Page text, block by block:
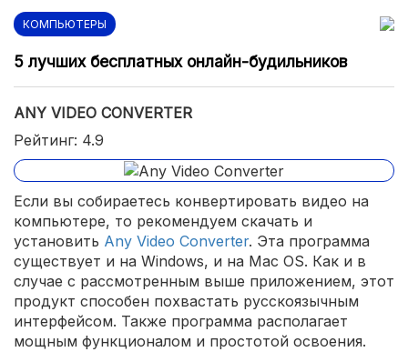
КОМПЬЮТЕРЫ
5 лучших бесплатных онлайн-будильников
ANY VIDEO CONVERTER
Рейтинг: 4.9
Если вы собираетесь конвертировать видео на
компьютере, то рекомендуем скачать и
установить Any Video Converter. Эта программа
существует и на Windows, и на Mac OS. Как и в
случае с рассмотренным выше приложением, этот
продукт способен похвастать русскоязычным
интерфейсом. Также программа располагает
мощным функционалом и простотой освоения.